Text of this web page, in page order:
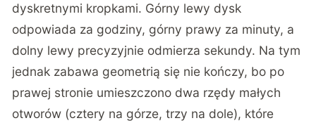
dyskretnymi kropkami. Górny lewy dysk
odpowiada za godziny, górny prawy za minuty, a
dolny lewy precyzyjnie odmierza sekundy. Na tym
jednak zabawa geometrią się nie kończy, bo po
prawej stronie umieszczono dwa rzędy małych
otworów (cztery na górze, trzy na dole), które